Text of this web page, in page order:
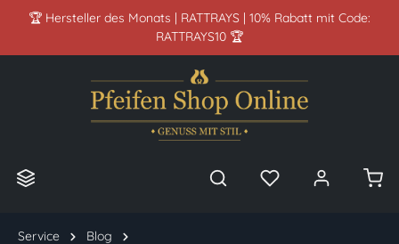
springen
🏆 Hersteller des Monats | RATTRAYS | 10% Rabatt mit Code:
RATTRAYS10 🏆
Service
Blog